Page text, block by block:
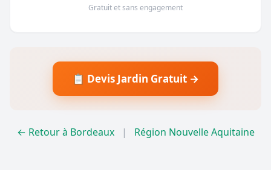
Gratuit et sans engagement
📋 Devis Jardin Gratuit →
← Retour à Bordeaux | Région Nouvelle Aquitaine